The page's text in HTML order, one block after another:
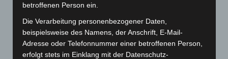
Eine konzentrierte Aufwärmphase mit
entsprechender Körpersprache lies im Vorfeld
schon einen anderen Spielverlauf erwarten. So war
es, voll motiviert begann ein körperbetontes Spiel.
betroffenen Person ein.
Die Verarbeitung personenbezogener Daten,
beispielsweise des Namens, der Anschrift, E-Mail-
Adresse oder Telefonnummer einer betroffenen Person,
erfolgt stets im Einklang mit der Datenschutz-